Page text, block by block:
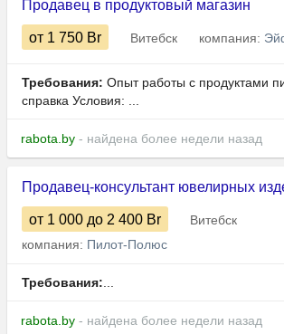
Продавец в продуктовый магазин
от 1 750 Br Витебск компания:
Требования: Опыт работы с продуктами
справка Условия: ...
rabota.by - найдена более недели назад
Продавец-консультант ювелирных
от 1 000 до 2 400 Br
Витебск
компания: Пилот-Полюс
Требования:...
rabota.by - найдена более недели назад